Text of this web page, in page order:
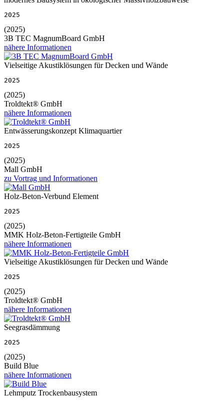
2025
(2025)
3B TEC MagnumBoard GmbH
nähere Informationen
Vielseitige Akustiklösungen für Decken und Wände
2025
(2025)
Troldtekt® GmbH
nähere Informationen
Entwässerungskonzept Klimaquartier
2025
(2025)
Mall GmbH
zu Vortrag und Informationen
Holz-Beton-Verbund Element
2025
(2025)
MMK Holz-Beton-Fertigteile GmbH
nähere Informationen
Vielseitige Akustiklösungen für Decken und Wände
2025
(2025)
Troldtekt® GmbH
nähere Informationen
Seegrasdämmung
2025
(2025)
Build Blue
nähere Informationen
Lehmputz Trockenbausystem